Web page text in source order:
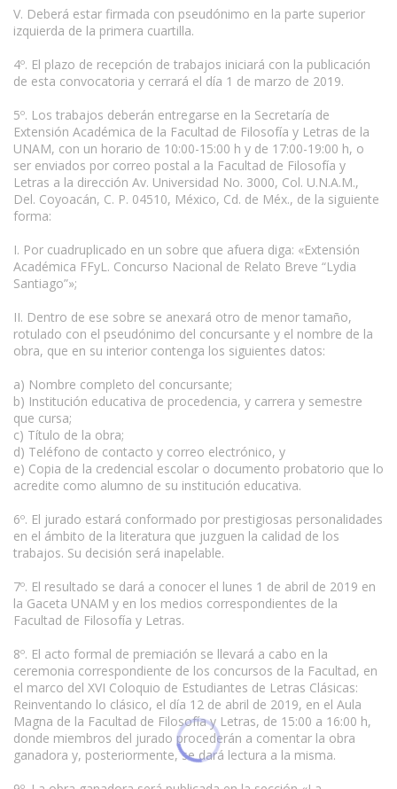
V. Deberá estar firmada con pseudónimo en la parte superior
izquierda de la primera cuartilla.
4º. El plazo de recepción de trabajos iniciará con la publicación
de esta convocatoria y cerrará el día 1 de marzo de 2019.
5º. Los trabajos deberán entregarse en la Secretaría de
Extensión Académica de la Facultad de Filosofía y Letras de la
UNAM, con un horario de 10:00-15:00 h y de 17:00-19:00 h, o
ser enviados por correo postal a la Facultad de Filosofía y
Letras a la dirección Av. Universidad No. 3000, Col. U.N.A.M.,
Del. Coyoacán, C. P. 04510, México, Cd. de Méx., de la siguiente
forma:
I. Por cuadruplicado en un sobre que afuera diga: «Extensión
Académica FFyL. Concurso Nacional de Relato Breve “Lydia
Santiago”»;
II. Dentro de ese sobre se anexará otro de menor tamaño,
rotulado con el pseudónimo del concursante y el nombre de la
obra, que en su interior contenga los siguientes datos:
a) Nombre completo del concursante;
b) Institución educativa de procedencia, y carrera y semestre
que cursa;
c) Título de la obra;
d) Teléfono de contacto y correo electrónico, y
e) Copia de la credencial escolar o documento probatorio que lo
acredite como alumno de su institución educativa.
6º. El jurado estará conformado por prestigiosas personalidades
en el ámbito de la literatura que juzguen la calidad de los
trabajos. Su decisión será inapelable.
7º. El resultado se dará a conocer el lunes 1 de abril de 2019 en
la Gaceta UNAM y en los medios correspondientes de la
Facultad de Filosofía y Letras.
8º. El acto formal de premiación se llevará a cabo en la
ceremonia correspondiente de los concursos de la Facultad, en
el marco del XVI Coloquio de Estudiantes de Letras Clásicas:
Reinventando lo clásico, el día 12 de abril de 2019, en el Aula
Magna de la Facultad de Filosofía y Letras, de 15:00 a 16:00 h,
donde miembros del jurado procederán a comentar la obra
ganadora y, posteriormente, se dará lectura a la misma.